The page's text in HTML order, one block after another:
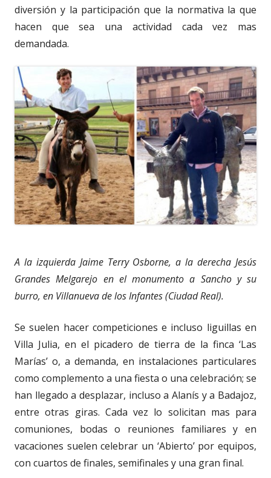
diversión y la participación que la normativa la que
hacen que sea una actividad cada vez mas
demandada.
A la izquierda Jaime Terry Osborne, a la derecha Jesús
Grandes Melgarejo en el monumento a Sancho y su
burro, en Villanueva de los Infantes (Ciudad Real).
Se suelen hacer competiciones e incluso liguillas en
Villa Julia, en el picadero de tierra de la finca ‘Las
Marías’ o, a demanda, en instalaciones particulares
como complemento a una fiesta o una celebración; se
han llegado a desplazar, incluso a Alanís y a Badajoz,
entre otras giras. Cada vez lo solicitan mas para
comuniones, bodas o reuniones familiares y en
vacaciones suelen celebrar un ‘Abierto’ por equipos,
con cuartos de finales, semifinales y una gran final.